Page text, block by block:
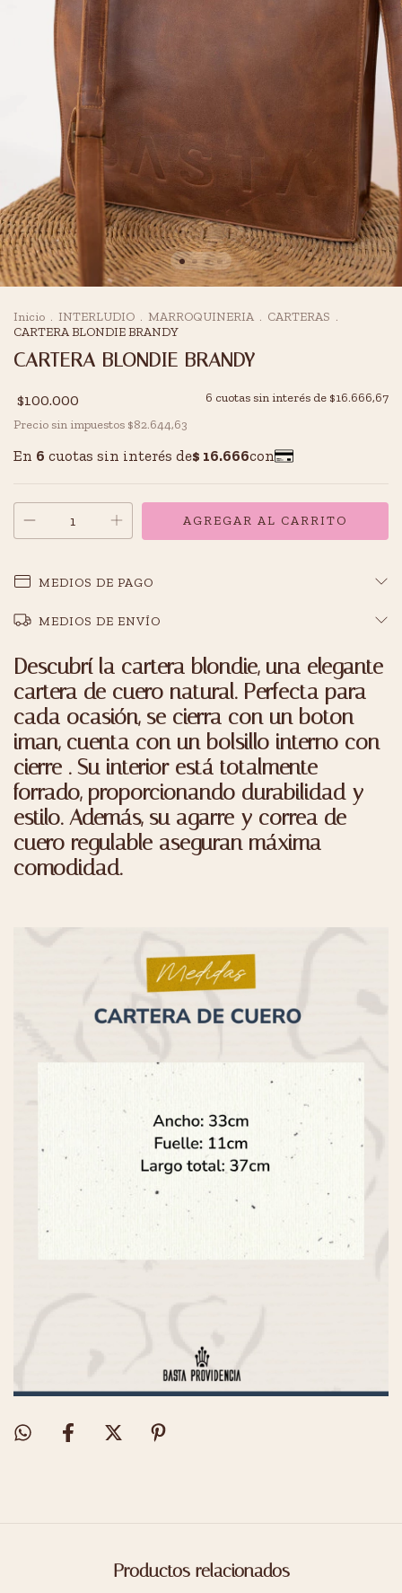
Inicio . INTERLUDIO . MARROQUINERIA . CARTERAS .
CARTERA BLONDIE BRANDY
CARTERA BLONDIE BRANDY
$100.000 6 cuotas sin interés de $16.666,67
Precio sin impuestos $82.644,63
MEDIOS DE PAGO
MEDIOS DE ENVÍO
Descubrí la cartera blondie, una elegante
cartera de cuero natural. Perfecta para
cada ocasión, se cierra con un boton
iman, cuenta con un bolsillo interno con
cierre . Su interior está totalmente
forrado, proporcionando durabilidad y
estilo. Además, su agarre y correa de
cuero regulable aseguran máxima
comodidad.
Productos relacionados